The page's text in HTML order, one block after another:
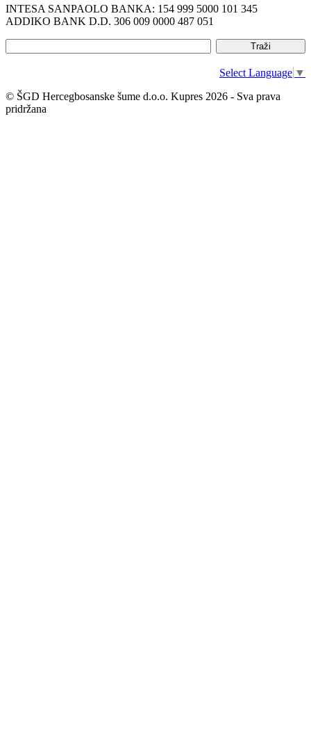
INTESA SANPAOLO BANKA: 154 999 5000 101 345
ADDIKO BANK D.D. 306 009 0000 487 051
Select Language ▼
© ŠGD Hercegbosanske šume d.o.o. Kupres 2026 - Sva prava
pridržana